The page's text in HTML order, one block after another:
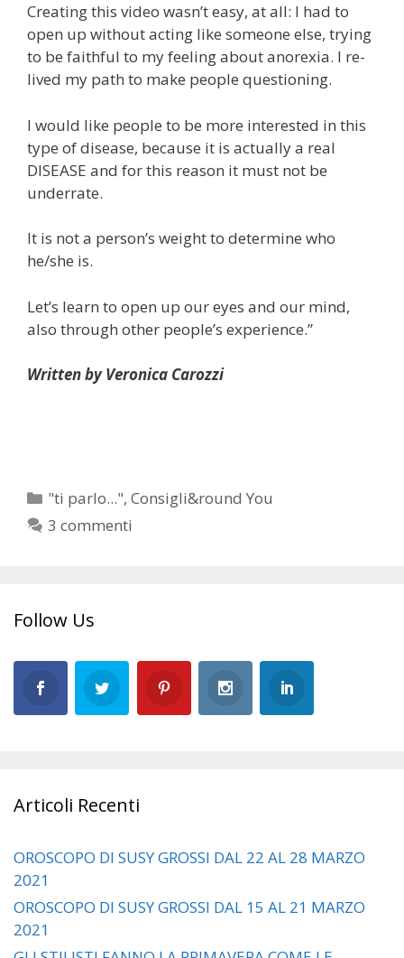
Creating this video wasn’t easy, at all: I had to
open up without acting like someone else, trying
to be faithful to my feeling about anorexia. I re-
lived my path to make people questioning.
I would like people to be more interested in this
type of disease, because it is actually a real
DISEASE and for this reason it must not be
underrate.
It is not a person’s weight to determine who
he/she is.
Let’s learn to open up our eyes and our mind,
also through other people’s experience.”
Written by Veronica Carozzi
Categorie
"ti parlo...",Consigli&round You
3 commenti
Follow Us
Articoli Recenti
OROSCOPO DI SUSY GROSSI DAL 22 AL 28 MARZO
2021
OROSCOPO DI SUSY GROSSI DAL 15 AL 21 MARZO
2021